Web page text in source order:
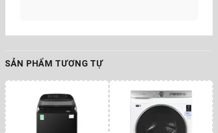
SẢN PHẨM TƯƠNG TỰ